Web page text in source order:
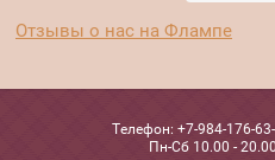
Отзывы о нас на Флампе
Телефон: +7-984-176-
Пн-Сб 10.00 -